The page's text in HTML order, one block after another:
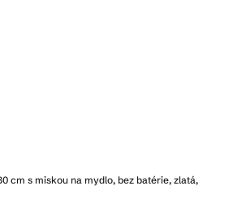
cm s miskou na mydlo, bez batérie, zlatá,